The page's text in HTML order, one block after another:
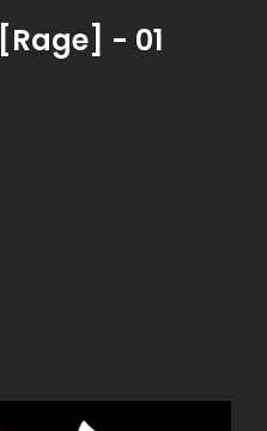
- 01